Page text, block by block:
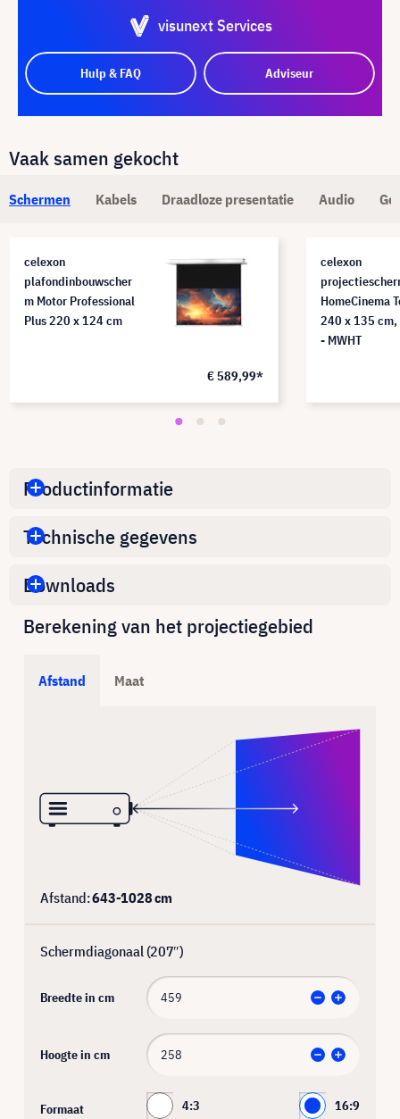
visunext Services
Hulp & FAQ Adviseur
Vaak samen gekocht
Schermen Kabels Draadloze presentatie Audio
celexon
plafondinbouwscher
m Motor Professional
Plus 220 x 124 cm
€ 589,99*
celexon
HomeCinema
240 x 135
- MWHT
Productinformatie
Technische gegevens
Downloads
Berekening van het projectiegebied
Afstand Maat
Afstand:643-1028cm
Schermdiagonaal (207″)
Breedte in cm
Hoogte in cm
Formaat 4:3 16:9